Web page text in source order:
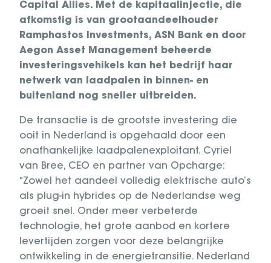
Capital Allies. Met de kapitaalinjectie, die
afkomstig is van grootaandeelhouder
Ramphastos Investments, ASN Bank en door
Aegon Asset Management beheerde
investeringsvehikels kan het bedrijf haar
netwerk van laadpalen in binnen- en
buitenland nog sneller uitbreiden.
De transactie is de grootste investering die
ooit in Nederland is opgehaald door een
onafhankelijke laadpalenexploitant. Cyriel
van Bree, CEO en partner van Opcharge:
“Zowel het aandeel volledig elektrische auto’s
als plug-in hybrides op de Nederlandse weg
groeit snel. Onder meer verbeterde
technologie, het grote aanbod en kortere
levertijden zorgen voor deze belangrijke
ontwikkeling in de energietransitie. Nederland